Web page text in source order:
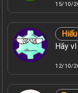
15/10/
Hiếu
Hãy
12/10/